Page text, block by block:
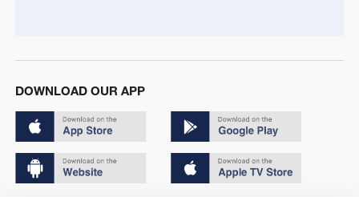
DOWNLOAD OUR APP